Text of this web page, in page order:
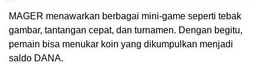
MAGER menawarkan berbagai mini-game seperti tebak
gambar, tantangan cepat, dan turnamen. Dengan begitu,
pemain bisa menukar koin yang dikumpulkan menjadi
saldo DANA.